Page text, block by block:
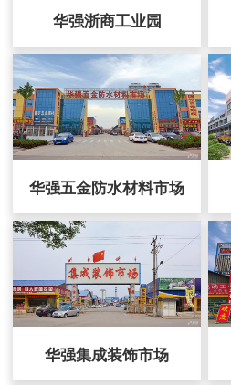
华强浙商工业园
华强五金防水材料市场
华强集成装饰市场